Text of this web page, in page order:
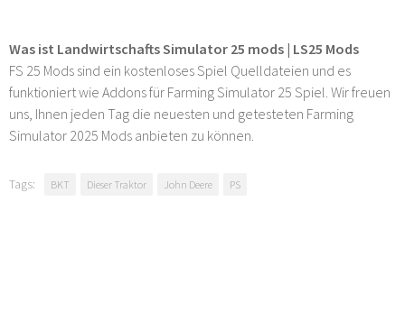
Was ist Landwirtschafts Simulator 25 mods | LS25 Mods
FS 25 Mods sind ein kostenloses Spiel Quelldateien und es
funktioniert wie Addons für Farming Simulator 25 Spiel. Wir freuen
uns, Ihnen jeden Tag die neuesten und getesteten Farming
Simulator 2025 Mods anbieten zu können.
Tags: BKT Dieser Traktor John Deere PS